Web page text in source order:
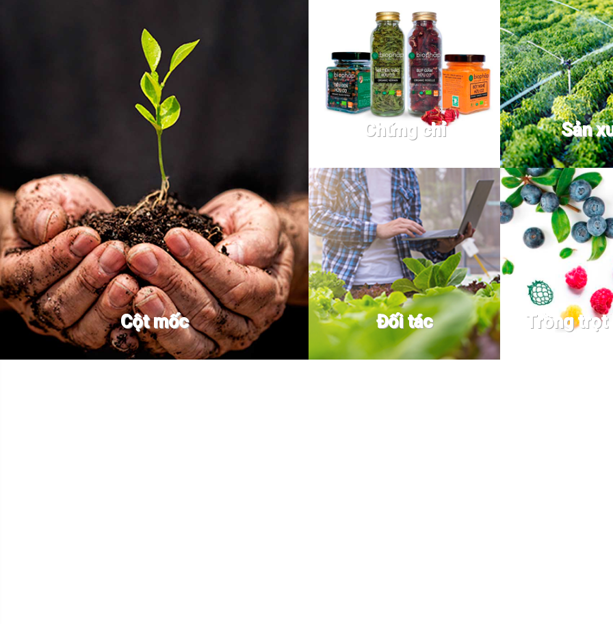
Cột mốc
Chứng chỉ
Đối tác
Sản
Trồng trọt